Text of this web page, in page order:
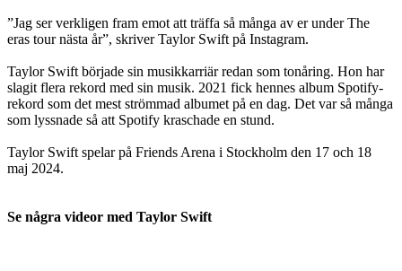
”Jag ser verkligen fram emot att träffa så många av er under The
eras tour nästa år”, skriver Taylor Swift på Instagram.
Taylor Swift började sin musikkarriär redan som tonåring. Hon har
slagit flera rekord med sin musik. 2021 fick hennes album Spotify-
rekord som det mest strömmad albumet på en dag. Det var så många
som lyssnade så att Spotify kraschade en stund.
Taylor Swift spelar på Friends Arena i Stockholm den 17 och 18
maj 2024.
Se några videor med Taylor Swift